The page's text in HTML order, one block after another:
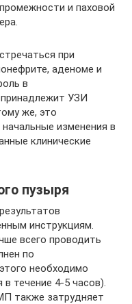
и паховой
при
аденоме и
в
УЗИ
же, это
изменения в
клинические
пузыря
инструкциям.
всего проводить
по
необходимо
течение 4-5 часов).
также затрудняет